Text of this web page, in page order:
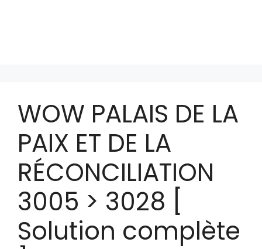
WOW PALAIS DE LA
PAIX ET DE LA
RÉCONCILIATION
3005 > 3028 [
Solution complète